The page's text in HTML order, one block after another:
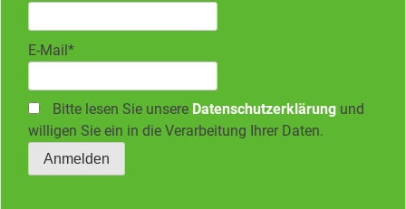
E-Mail*
Bitte lesen Sie unsere Datenschutzerklärung und
willigen Sie ein in die Verarbeitung Ihrer Daten.